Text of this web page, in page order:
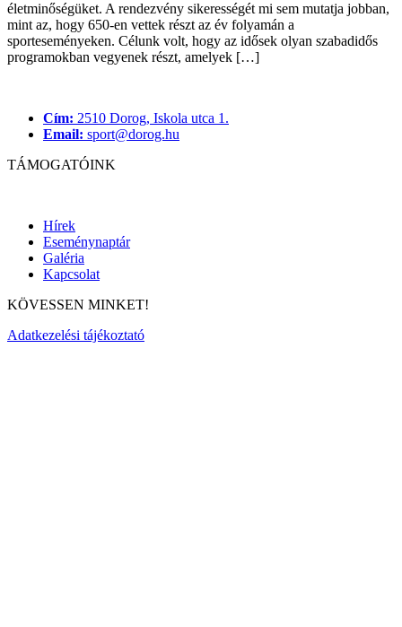
életminőségüket. A rendezvény sikerességét mi sem mutatja jobban,
mint az, hogy 650-en vettek részt az év folyamán a
sporteseményeken. Célunk volt, hogy az idősek olyan szabadidős
programokban vegyenek részt, amelyek […]
Cím: 2510 Dorog, Iskola utca 1.
Email: sport@dorog.hu
TÁMOGATÓINK
Hírek
Eseménynaptár
Galéria
Kapcsolat
KÖVESSEN MINKET!
Adatkezelési tájékoztató